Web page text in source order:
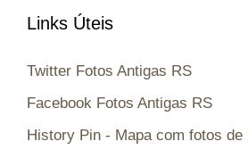
Links Úteis
Twitter Fotos Antigas RS
Facebook Fotos Antigas RS
History Pin - Mapa com fotos de